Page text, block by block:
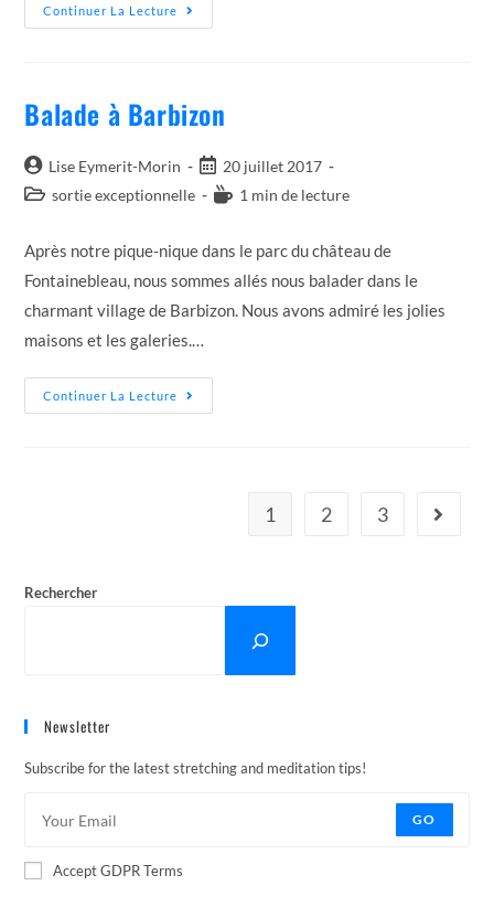
Continuer La Lecture
Journée
À
Balade à Barbizon
Auteur/autrice
de
Lise Eymerit-Morin
Post
published:
20 juillet 2017
Postsortie exceptionnelle
Temps1 min de lecture
Après notre pique-nique dans le parc du château de
Fontainebleau, nous sommes allés nous balader dans le
charmant village de Barbizon. Nous avons admiré les jolies
maisons et les galeries.…
Continuer La Lecture
Balade
À
1 2 3 Aller à
Rechercher
Newsletter
Subscribe for the latest stretching and meditation tips!
GO
Accept GDPR Terms